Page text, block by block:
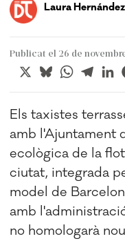
Laura Hernández
Publicat el 26 de
X Bluesky
Els taxistes
amb l'Ajuntament
ecològica de la
ciutat, integrada
model de
amb
no homologarà